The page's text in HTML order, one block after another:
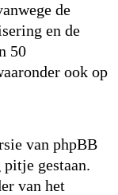
de
en de
50
ook op
van phpBB
gestaan.
van het